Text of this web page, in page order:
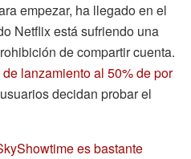
empezar, ha llegado en el
Netflix está sufriendo una
de compartir cuenta.
lanzamiento al 50% de por
decidan probar el
es bastante